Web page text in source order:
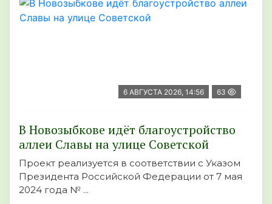
6 АВГУСТА 2026, 14:56 63
В Новозыбкове идёт благоустройство
аллеи Славы на улице Советской
Проект реализуется в соответствии с Указом
Президента Российской Федерации от 7 мая
2024 года № ...